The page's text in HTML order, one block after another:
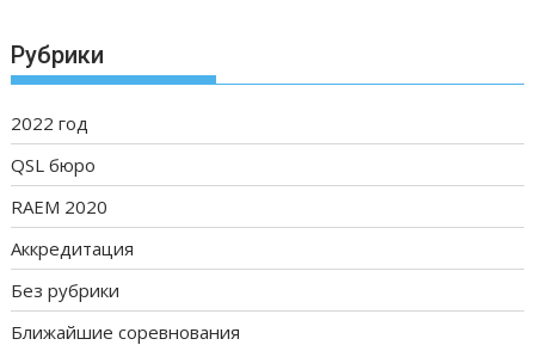
Рубрики
2022 год
QSL бюро
RAEM 2020
Аккредитация
Без рубрики
Ближайшие соревнования